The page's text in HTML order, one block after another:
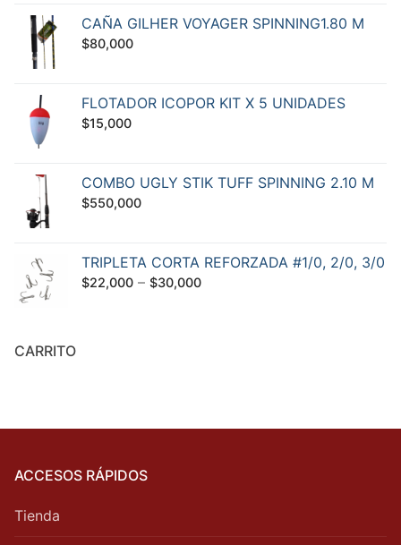
CAÑA GILHER VOYAGER SPINNING1.80 M
$80,000
FLOTADOR ICOPOR KIT X 5 UNIDADES
$15,000
COMBO UGLY STIK TUFF SPINNING 2.10 M
$550,000
TRIPLETA CORTA REFORZADA #1/0, 2/0, 3/0
$22,000 – $30,000
CARRITO
ACCESOS RÁPIDOS
Tienda